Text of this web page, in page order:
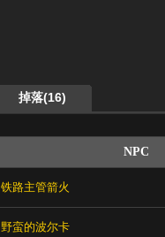
掉落(16)
NPC
铁路主管箭火
野蛮的波尔卡